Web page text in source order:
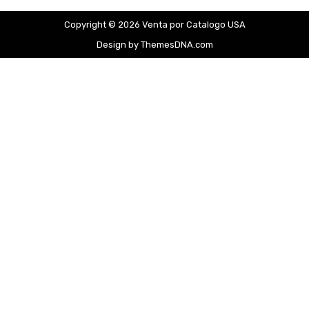
Copyright © 2026 Venta por Catalogo USA
Design by ThemesDNA.com